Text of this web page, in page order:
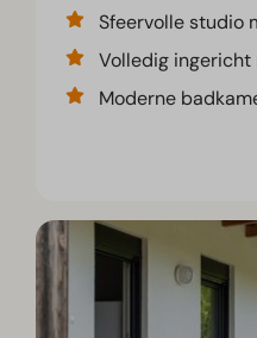
Sfeervolle studio
Volledig
Moderne